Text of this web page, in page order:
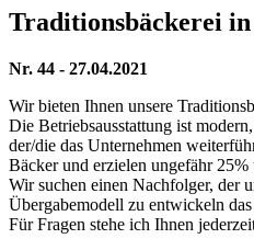
Traditionsbäckerei
Nr. 44 - 27.04.2021
Wir bieten Ihnen unsere
Die Betriebsausstattung ist
der/die das Unternehmen
Bäcker und erzielen ungefähr 25%
Wir suchen einen Nachfolger, der
Übergabemodell zu entwickeln
Für Fragen stehe ich Ihnen